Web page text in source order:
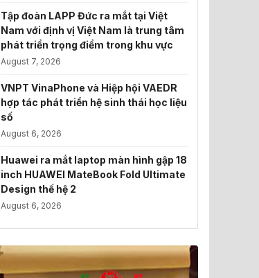
Tập đoàn LAPP Đức ra mắt tại Việt
Nam với định vị Việt Nam là trung tâm
phát triển trọng điểm trong khu vực
August 7, 2026
VNPT VinaPhone và Hiệp hội VAEDR
hợp tác phát triển hệ sinh thái học liệu
số
August 6, 2026
Huawei ra mắt laptop màn hình gập 18
inch HUAWEI MateBook Fold Ultimate
Design thế hệ 2
August 6, 2026